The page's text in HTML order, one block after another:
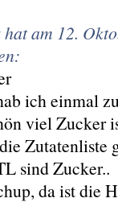
hat am 12.
ich einmal
viel Zucker
Zutatenliste
sind Zucker..
da ist die